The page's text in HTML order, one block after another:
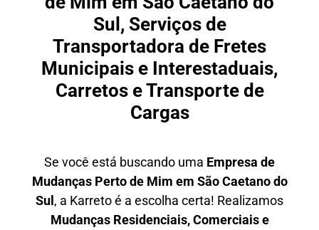
Sul, Serviços de
Transportadora de Fretes
Municipais e Interestaduais,
Carretos e Transporte de
Cargas
Se você está buscando uma Empresa de
Mudanças Perto de Mim em São Caetano do
Sul, a Karreto é a escolha certa! Realizamos
Mudanças Residenciais, Comerciais e